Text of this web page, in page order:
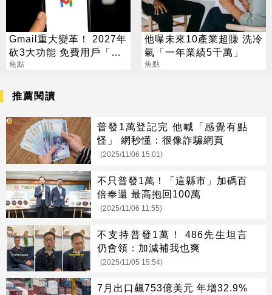
Gmail重大變革！ 2027年
砍3大功能 免費用戶「這
好康」不能用了
焦點
他曝未來10產業超賺 洗冷
氣「一年業績5千萬」
焦點
推薦閱讀
普發1萬登記完 他喊「感覺有點
怪」 網秒懂：很像詐騙網頁
(2025/11/06 15:01)
不只普發1萬！「這縣市」加碼百
倍奉還 最高抱回100萬
(2025/11/06 11:55)
不支持普發1萬！ 486先生坦言
仍會領：加減補我也爽
(2025/11/05 15:54)
7月出口飆753億美元 年增32.9%